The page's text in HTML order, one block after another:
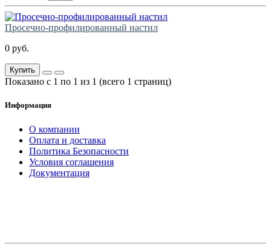
Просечно-профилированный настил
0 руб.
Купить
Показано с 1 по 1 из 1 (всего 1 страниц)
Информация
О компании
Оплата и доставка
Политика Безопасности
Условия соглашения
Документация